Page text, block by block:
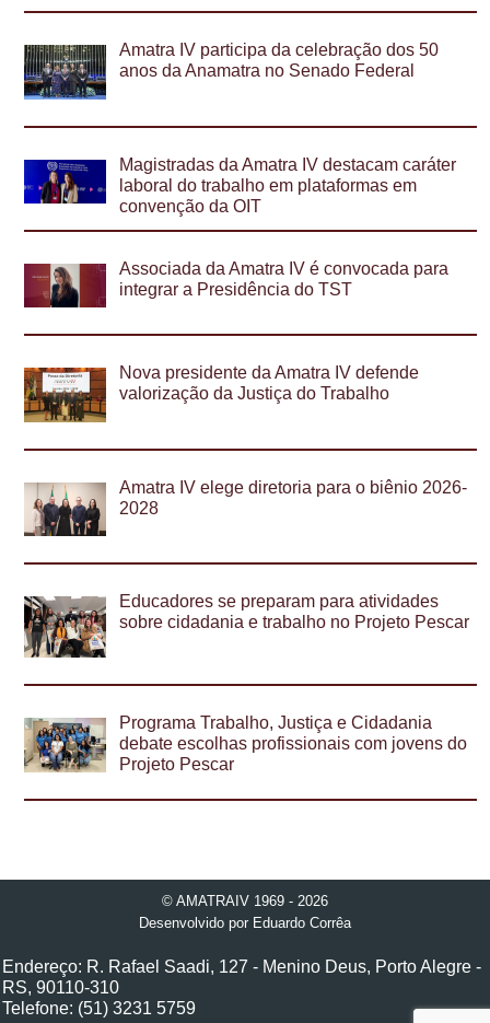
Amatra IV participa da celebração dos 50
anos da Anamatra no Senado Federal
Magistradas da Amatra IV destacam caráter
laboral do trabalho em plataformas em
convenção da OIT
Associada da Amatra IV é convocada para
integrar a Presidência do TST
Nova presidente da Amatra IV defende
valorização da Justiça do Trabalho
Amatra IV elege diretoria para o biênio 2026-
2028
Educadores se preparam para atividades
sobre cidadania e trabalho no Projeto Pescar
Programa Trabalho, Justiça e Cidadania
debate escolhas profissionais com jovens do
Projeto Pescar
© AMATRAIV 1969 - 2026
Desenvolvido por Eduardo Corrêa
Endereço: R. Rafael Saadi, 127 - Menino Deus, Porto Alegre -
RS, 90110-310
Telefone: (51) 3231 5759